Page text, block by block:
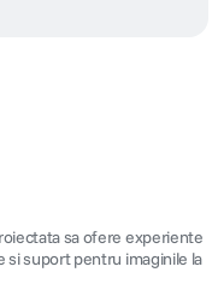
sa ofere experiente
si suport pentru imaginile la